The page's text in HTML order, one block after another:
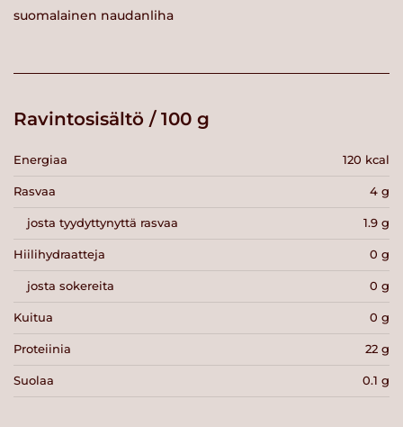
suomalainen naudanliha
Ravintosisältö / 100 g
Energiaa 120 kcal
Rasvaa 4 g
josta tyydyttynyttä rasvaa 1.9 g
Hiilihydraatteja 0 g
josta sokereita 0 g
Kuitua 0 g
Proteiinia 22 g
Suolaa 0.1 g